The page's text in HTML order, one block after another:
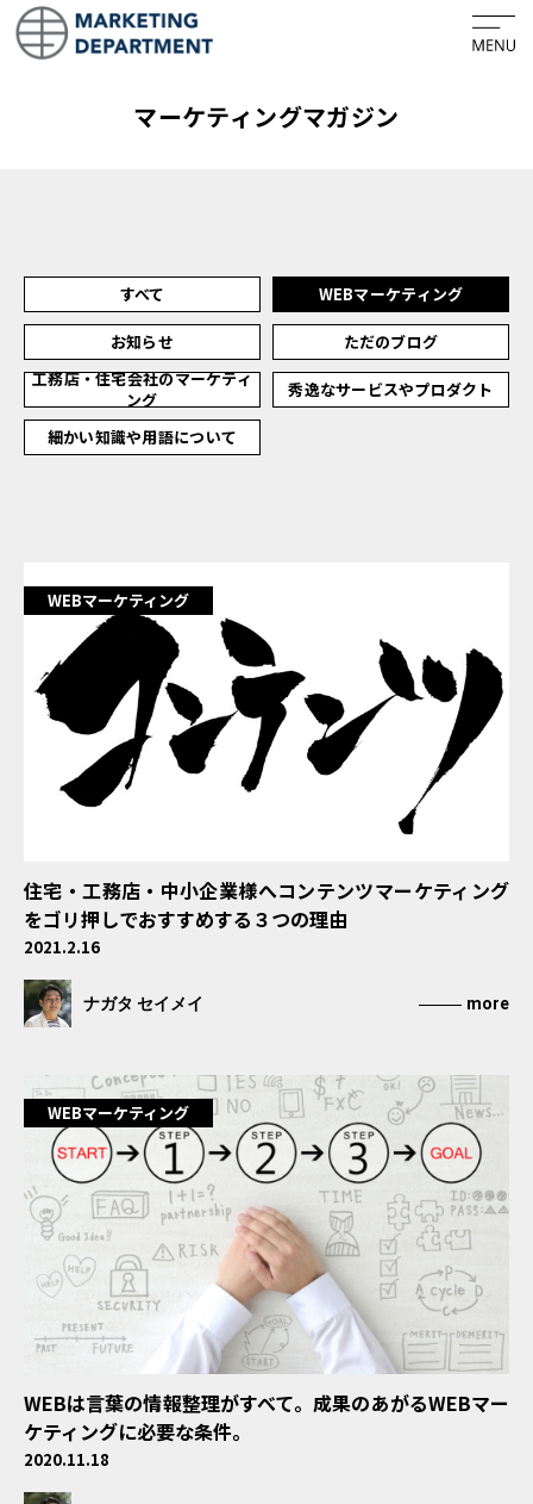
サービス
マーケティング戦略の言語化
フルオーダーWEBサイト制作
スチール・動画撮影
実例・実績
マーケティングマガジン
マーケティングマガジン
すべて WEBマーケティング
お知らせ
ただのブログ
工務店・住宅会社のマーケティ
ング
秀逸なサービスやプロダクト
細かい知識や用語について
WEBマーケティング
住宅・工務店・中小企業様へコンテンツマーケティング
をゴリ押しでおすすめする３つの理由
2021.2.16
ナガタ セイメイ more
WEBマーケティング
WEBは言葉の情報整理がすべて。成果のあがるWEBマー
ケティングに必要な条件。
2020.11.18